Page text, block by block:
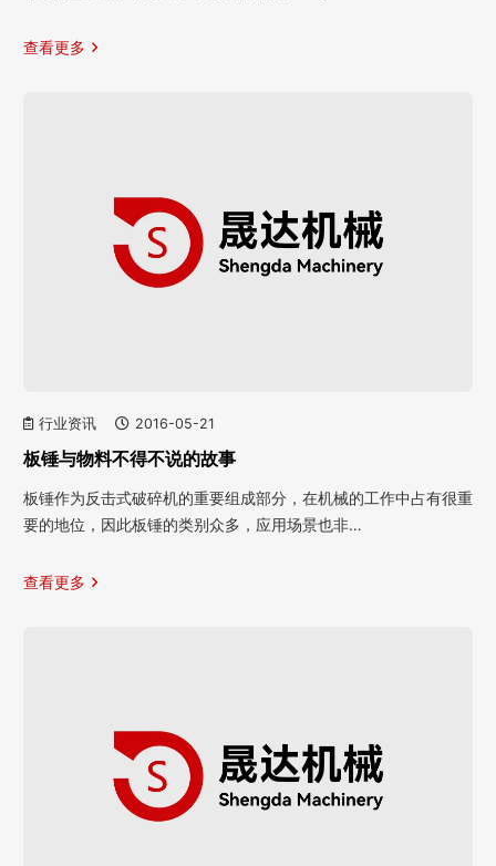
查看更多
行业资讯 2016-05-21
板锤与物料不得不说的故事
板锤作为反击式破碎机的重要组成部分，在机械的工作中占有很重
要的地位，因此板锤的类别众多，应用场景也非…
查看更多